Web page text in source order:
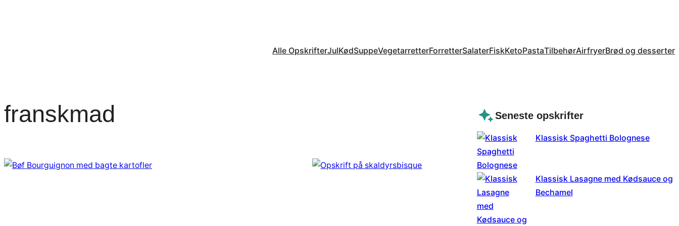
Alle OpskrifterJulKødSuppeVegetarretterForretterSalaterFiskKetoPastaTilbehørAirfryerBrød og desserter
franskmad Seneste opskrifter
Klassisk Spaghetti Bolognese
Klassisk Lasagne med Kødsauce og
Bechamel